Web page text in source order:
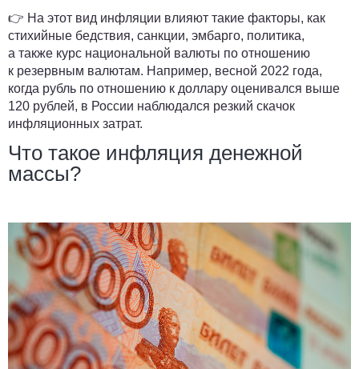
👉 На этот вид инфляции влияют такие факторы, как
стихийные бедствия, санкции, эмбарго, политика,
а также курс национальной валюты по отношению
к резервным валютам. Например, весной 2022 года,
когда рубль по отношению к доллару оценивался выше
120 рублей, в России наблюдался резкий скачок
инфляционных затрат.
Что такое инфляция денежной
массы?